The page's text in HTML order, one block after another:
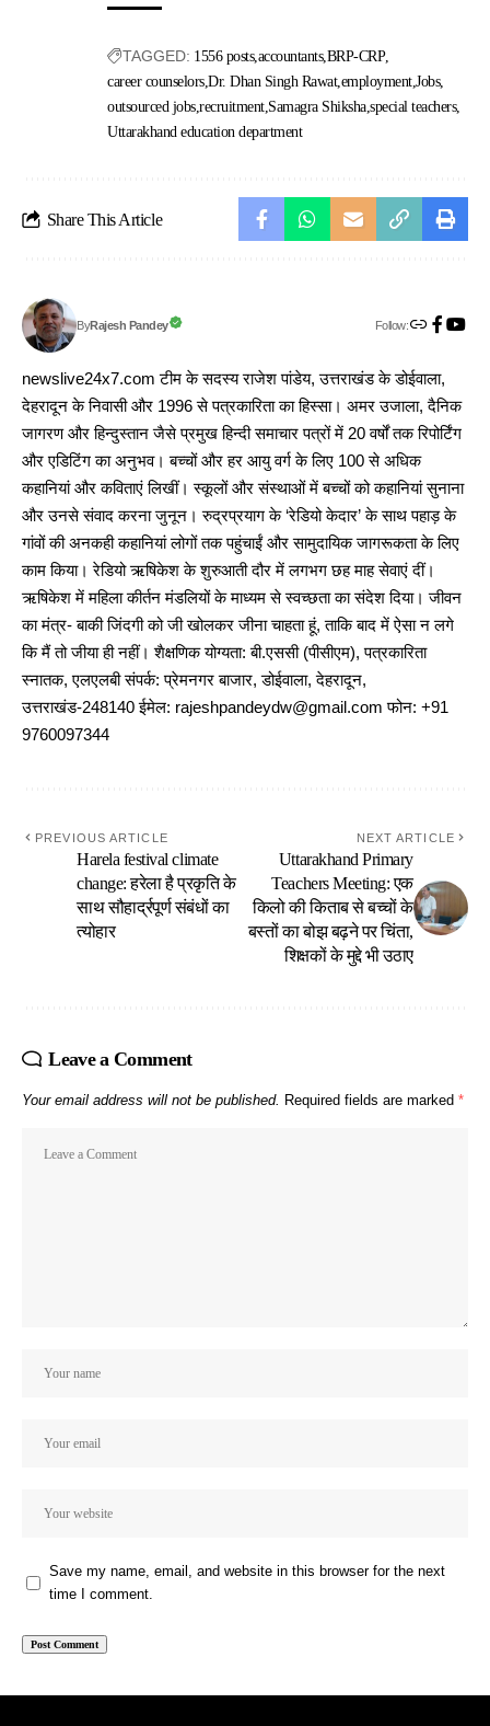
TAGGED: 1556 posts accountants BRP-CRP
career counselors Dr. Dhan Singh Rawat employment Jobs
outsourced jobs recruitment Samagra Shiksha special teachers
Uttarakhand education department
Share This Article
ByRajesh Pandey Follow:
newslive24x7.com टीम के सदस्य राजेश पांडेय, उत्तराखंड के डोईवाला,
देहरादून के निवासी और 1996 से पत्रकारिता का हिस्सा। अमर उजाला, दैनिक
जागरण और हिन्दुस्तान जैसे प्रमुख हिन्दी समाचार पत्रों में 20 वर्षों तक रिपोर्टिंग
और एडिटिंग का अनुभव। बच्चों और हर आयु वर्ग के लिए 100 से अधिक
कहानियां और कविताएं लिखीं। स्कूलों और संस्थाओं में बच्चों को कहानियां सुनाना
और उनसे संवाद करना जुनून। रुद्रप्रयाग के ‘रेडियो केदार’ के साथ पहाड़ के
गांवों की अनकही कहानियां लोगों तक पहुंचाईं और सामुदायिक जागरूकता के लिए
काम किया। रेडियो ऋषिकेश के शुरुआती दौर में लगभग छह माह सेवाएं दीं।
ऋषिकेश में महिला कीर्तन मंडलियों के माध्यम से स्वच्छता का संदेश दिया। जीवन
का मंत्र- बाकी जिंदगी को जी खोलकर जीना चाहता हूं, ताकि बाद में ऐसा न लगे
कि मैं तो जीया ही नहीं। शैक्षणिक योग्यता: बी.एससी (पीसीएम), पत्रकारिता
स्नातक, एलएलबी संपर्क: प्रेमनगर बाजार, डोईवाला, देहरादून,
उत्तराखंड-248140 ईमेल: rajeshpandeydw@gmail.com फोन: +91
9760097344
PREVIOUS ARTICLE
Harela festival climate
change: हरेला है प्रकृति के
साथ सौहार्द्रपूर्ण संबंधों का
त्योहार
NEXT ARTICLE
Uttarakhand Primary
Teachers Meeting: एक
किलो की किताब से बच्चों के
बस्तों का बोझ बढ़ने पर चिंता,
शिक्षकों के मुद्दे भी उठाए
Leave a Comment
Your email address will not be published. Required fields are marked *
Save my name, email, and website in this browser for the next
time I comment.